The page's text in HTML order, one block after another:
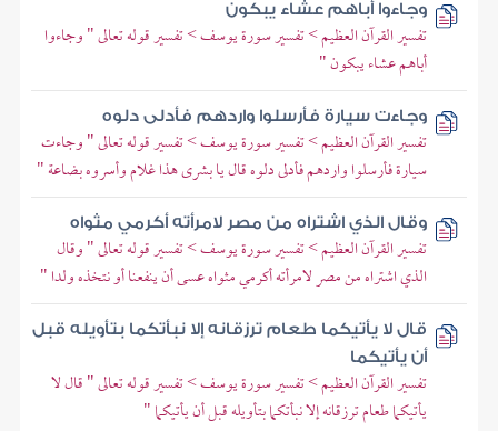
وجاءوا أباهم عشاء يبكون
تفسير القرآن العظيم > تفسير سورة يوسف > تفسير قوله تعالى " وجاءوا
أباهم عشاء يبكون "
وجاءت سيارة فأرسلوا واردهم فأدلى دلوه
تفسير القرآن العظيم > تفسير سورة يوسف > تفسير قوله تعالى " وجاءت
سيارة فأرسلوا واردهم فأدلى دلوه قال يا بشرى هذا غلام وأسروه بضاعة "
وقال الذي اشتراه من مصر لامرأته أكرمي مثواه
تفسير القرآن العظيم > تفسير سورة يوسف > تفسير قوله تعالى " وقال
الذي اشتراه من مصر لامرأته أكرمي مثواه عسى أن ينفعنا أو نتخذه ولدا "
قال لا يأتيكما طعام ترزقانه إلا نبأتكما بتأويله قبل
أن يأتيكما
تفسير القرآن العظيم > تفسير سورة يوسف > تفسير قوله تعالى " قال لا
يأتيكما طعام ترزقانه إلا نبأتكما بتأويله قبل أن يأتيكما "